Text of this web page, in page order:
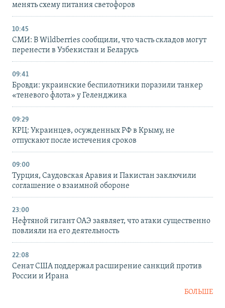
менять схему питания светофоров
10:45
СМИ: В Wildberries сообщили, что часть складов могут
перенести в Узбекистан и Беларусь
09:41
Бровди: украинские беспилотники поразили танкер
«теневого флота» у Геленджика
09:29
КРЦ: Украинцев, осужденных РФ в Крыму, не
отпускают после истечения сроков
09:00
Турция, Саудовская Аравия и Пакистан заключили
соглашение о взаимной обороне
23:00
Нефтяной гигант ОАЭ заявляет, что атаки существенно
повлияли на его деятельность
22:08
Сенат США поддержал расширение санкций против
России и Ирана
БОЛЬШЕ